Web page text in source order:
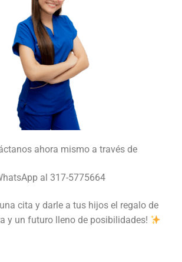
ahora mismo a través de
al 317-5775664
cita y darle a tus hijos el regalo de
y un futuro lleno de posibilidades!